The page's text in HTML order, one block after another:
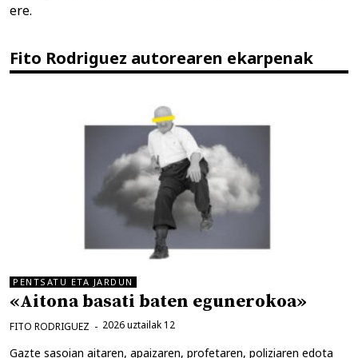
ere.
Fito Rodriguez autorearen ekarpenak
PENTSATU ETA JARDUN
«Aitona basati baten egunerokoa»
2026 uztailak 12
FITO RODRIGUEZ
Gazte sasoian aitaren, apaizaren, profetaren, poliziaren edota